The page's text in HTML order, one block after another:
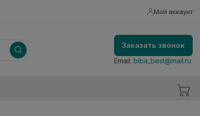
Мой аккаунт
Заказать звонок
Email: biba_best@mail.ru